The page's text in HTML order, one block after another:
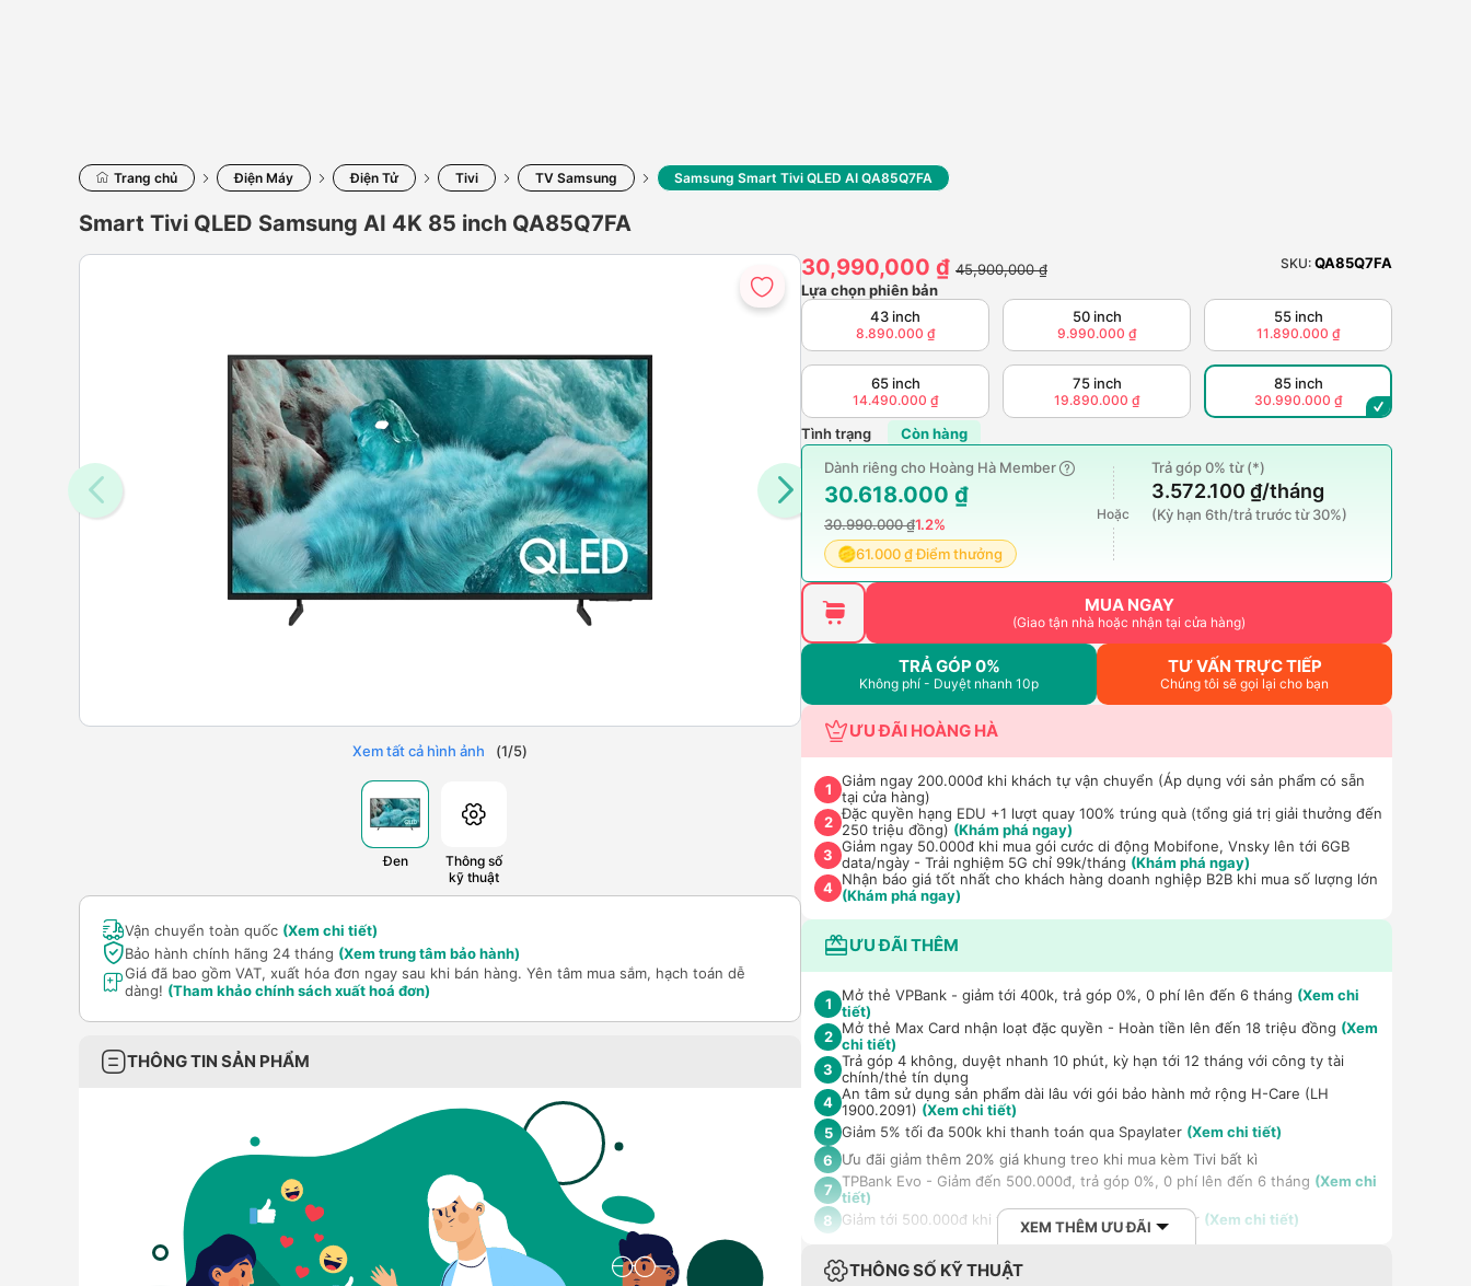
Trang chủ Điện Máy Điện Tử Tivi TV Samsung Samsung Smart Tivi QLED AI QA85Q7FA
Smart Tivi QLED Samsung AI 4K 85 inch QA85Q7FA
Xem tất cả hình ảnh (1/5)
Đen
Thông số
kỹ thuật
Vận chuyển toàn quốc (Xem chi tiết)
Bảo hành chính hãng 24 tháng (Xem trung tâm bảo hành)
Giá đã bao gồm VAT, xuất hóa đơn ngay sau khi bán hàng. Yên tâm mua sắm, hạch toán dễ
dàng! (Tham khảo chính sách xuất hoá đơn)
THÔNG TIN SẢN PHẨM
30,990,000 ₫ 45,900,000 ₫ SKU: QA85Q7FA
Lựa chọn phiên bản
43 inch
8.890.000 ₫
50 inch
9.990.000 ₫
55 inch
11.890.000 ₫
65 inch
14.490.000 ₫
75 inch
19.890.000 ₫
85 inch
30.990.000 ₫
Tình trạng
Còn hàng
Dành riêng cho Hoàng Hà Member
30.618.000 ₫
30.990.000 ₫1.2%
61.000 ₫ Điểm thưởng
Hoặc
Trả góp 0% từ (*)
3.572.100 ₫/tháng
(Kỳ hạn 6th/trả trước từ 30%)
MUA NGAY
(Giao tận nhà hoặc nhận tại cửa hàng)
TRẢ GÓP 0%
Không phí - Duyệt nhanh 10p
TƯ VẤN TRỰC TIẾP
Chúng tôi sẽ gọi lại cho bạn
ƯU ĐÃI HOÀNG HÀ
1
Giảm ngay 200.000đ khi khách tự vận chuyển (Áp dụng với sản phẩm có sẵn
tại cửa hàng)
2 Đặc quyền hạng EDU +1 lượt quay 100% trúng quà (tổng giá trị giải thưởng đến
250 triệu đồng) (Khám phá ngay)
3 Giảm ngay 50.000đ khi mua gói cước di động Mobifone, Vnsky lên tới 6GB
data/ngày - Trải nghiệm 5G chỉ 99k/tháng (Khám phá ngay)
4 Nhận báo giá tốt nhất cho khách hàng doanh nghiệp B2B khi mua số lượng lớn
(Khám phá ngay)
ƯU ĐÃI THÊM
1 Mở thẻ VPBank - giảm tới 400k, trả góp 0%, 0 phí lên đến 6 tháng (Xem chi
tiết)
2 Mở thẻ Max Card nhận loạt đặc quyền - Hoàn tiền lên đến 18 triệu đồng (Xem
chi tiết)
3 Trả góp 4 không, duyệt nhanh 10 phút, kỳ hạn tới 12 tháng với công ty tài
chính/thẻ tín dụng
4 An tâm sử dụng sản phẩm dài lâu với gói bảo hành mở rộng H-Care (LH
1900.2091) (Xem chi tiết)
5 Giảm 5% tối đa 500k khi thanh toán qua Spaylater (Xem chi tiết)
6
Ưu đãi giảm thêm 20% giá khung treo khi mua kèm Tivi bất kì
7 TPBank Evo - Giảm đến 500.000đ, trả góp 0%, 0 phí lên đến 6 tháng (Xem chi
tiết)
8
Giảm tới 500.000đ khi thanh toán qua Homepaylater (Xem chi tiết)
XEM THÊM ƯU ĐÃI
THÔNG SỐ KỸ THUẬT